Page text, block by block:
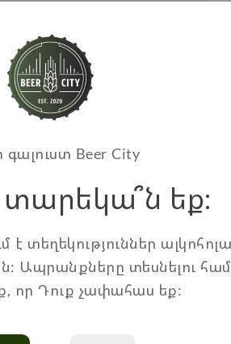
ապրանքներ
Beer City
տարեկա՞ն եք։
է տեղեկություններ
Ապրանքները տեսնելու
որ Դուք չափահաս եք: